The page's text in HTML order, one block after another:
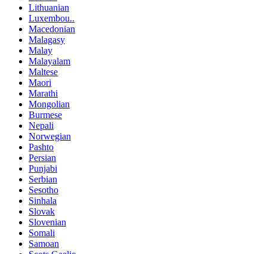
Lithuanian
Luxembou..
Macedonian
Malagasy
Malay
Malayalam
Maltese
Maori
Marathi
Mongolian
Burmese
Nepali
Norwegian
Pashto
Persian
Punjabi
Serbian
Sesotho
Sinhala
Slovak
Slovenian
Somali
Samoan